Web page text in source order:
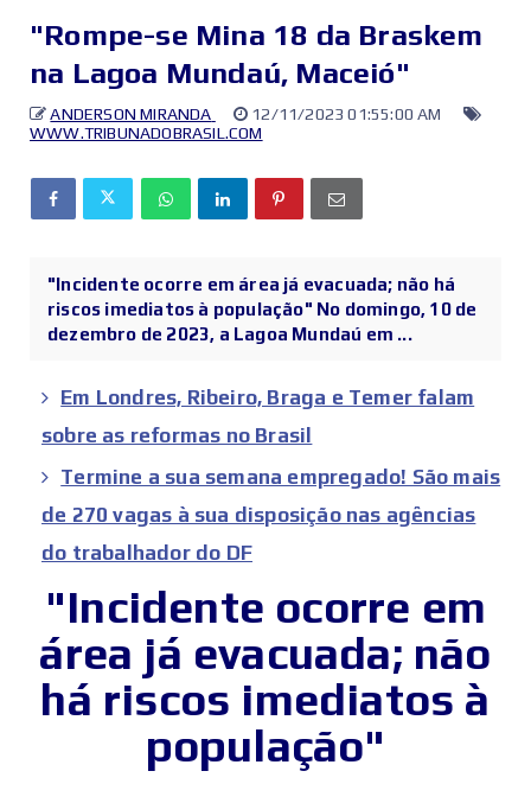
"Rompe-se Mina 18 da Braskem
na Lagoa Mundaú, Maceió"
ANDERSON MIRANDA
12/11/2023 01:55:00 AM
WWW.TRIBUNADOBRASIL.COM
"Incidente ocorre em área já evacuada; não há
riscos imediatos à população" No domingo, 10 de
dezembro de 2023, a Lagoa Mundaú em ...
Em Londres, Ribeiro, Braga e Temer falam
sobre as reformas no Brasil
Termine a sua semana empregado! São mais
de 270 vagas à sua disposição nas agências
do trabalhador do DF
"Incidente ocorre em
área já evacuada; não
há riscos imediatos à
população"